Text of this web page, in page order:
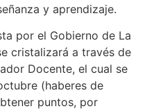
y aprendizaje.
por el Gobierno de La
cristalizará a través de
Docente, el cual se
(haberes de
puntos, por